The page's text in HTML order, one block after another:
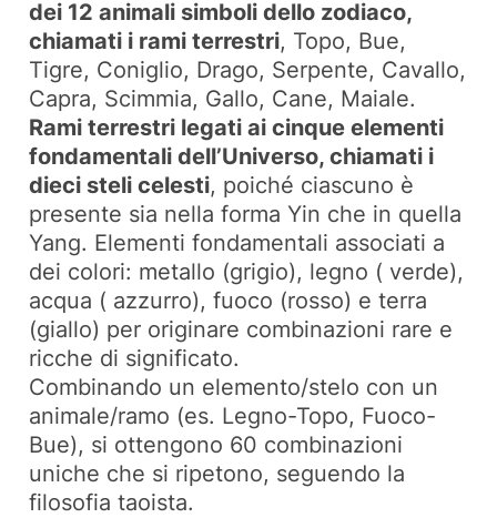
dei 12 animali simboli dello zodiaco,
chiamati i rami terrestri, Topo, Bue,
Tigre, Coniglio, Drago, Serpente, Cavallo,
Capra, Scimmia, Gallo, Cane, Maiale.
Rami terrestri legati ai cinque elementi
fondamentali dell’Universo, chiamati i
dieci steli celesti, poiché ciascuno è
presente sia nella forma Yin che in quella
Yang. Elementi fondamentali associati a
dei colori: metallo (grigio), legno ( verde),
acqua ( azzurro), fuoco (rosso) e terra
(giallo) per originare combinazioni rare e
ricche di significato.
Combinando un elemento/stelo con un
animale/ramo (es. Legno-Topo, Fuoco-
Bue), si ottengono 60 combinazioni
uniche che si ripetono, seguendo la
filosofia taoista.